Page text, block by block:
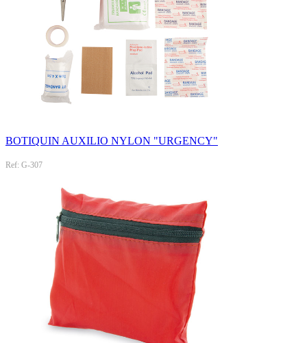
BOTIQUIN AUXILIO NYLON "URGENCY"
Ref: G-307